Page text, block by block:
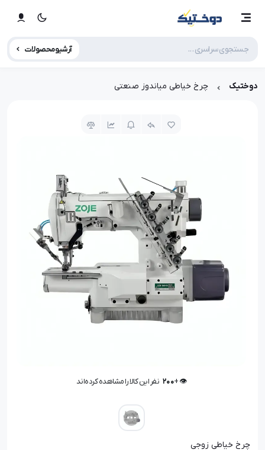
آرشیو محصولات
دوختیک چرخ خیاطی میاندوز صنعتی
👁️ +
200 نفر این کالا را مشاهده کرده‌اند
چرخ خیاطی زوجی